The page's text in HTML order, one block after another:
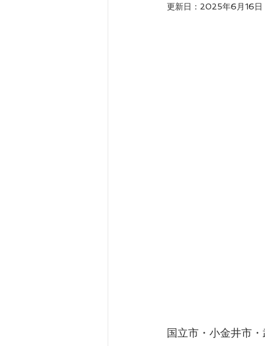
更新日： 2025年6月16日
国立市・小金井市